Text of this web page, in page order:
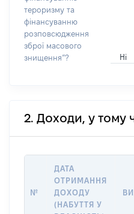
тероризму та
фінансуванню
розповсюдження
зброї масового
знищення”?
Ні
2. Доходи, у тому
№
ДАТА
ОТРИМАННЯ
ДОХОДУ
(НАБУТТЯ У